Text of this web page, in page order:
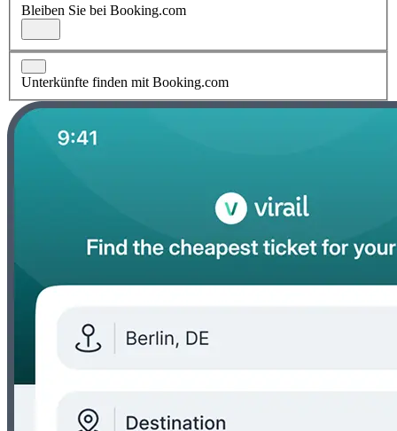
Bleiben Sie bei Booking.com
Unterkünfte finden mit Booking.com